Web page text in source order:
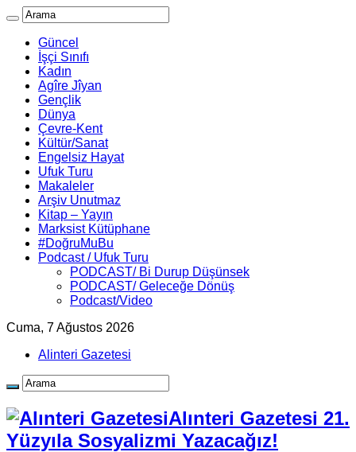
Güncel
İşçi Sınıfı
Kadın
Agîre Jîyan
Gençlik
Dünya
Çevre-Kent
Kültür/Sanat
Engelsiz Hayat
Ufuk Turu
Makaleler
Arşiv Unutmaz
Kitap – Yayın
Marksist Kütüphane
#DoğruMuBu
Podcast / Ufuk Turu
PODCAST/ Bi Durup Düşünsek
PODCAST/ Geleceğe Dönüş
Podcast/Video
Cuma, 7 Ağustos 2026
Alinteri Gazetesi
Alınteri Gazetesi 21.
Yüzyıla Sosyalizmi Yazacağız!